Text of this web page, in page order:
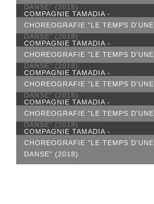
DANSE" (2018)
COMPAGNIE TAMADIA -
CHOREOGRAFIE "LE TEMPS D'UNE
DANSE" (2018)
COMPAGNIE TAMADIA -
CHOREOGRAFIE "LE TEMPS D'UNE
DANSE" (2018)
COMPAGNIE TAMADIA -
CHOREOGRAFIE "LE TEMPS D'UNE
DANSE" (2018)
COMPAGNIE TAMADIA -
CHOREOGRAFIE "LE TEMPS D'UNE
DANSE" (2018)
COMPAGNIE TAMADIA -
CHOREOGRAFIE "LE TEMPS D'UNE
DANSE" (2018)